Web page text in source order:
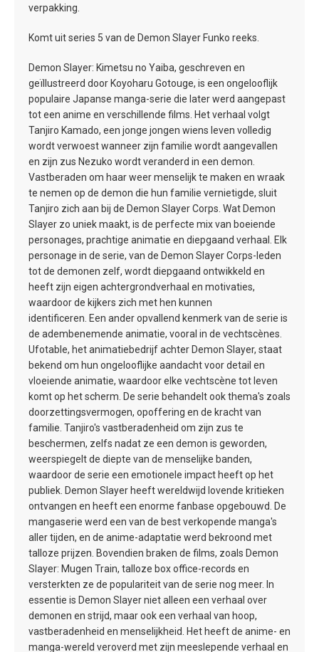
verpakking.
Komt uit series 5 van de Demon Slayer Funko reeks.
Demon Slayer: Kimetsu no Yaiba, geschreven en
geïllustreerd door Koyoharu Gotouge, is een ongelooflijk
populaire Japanse manga-serie die later werd aangepast
tot een anime en verschillende films. Het verhaal volgt
Tanjiro Kamado, een jonge jongen wiens leven volledig
wordt verwoest wanneer zijn familie wordt aangevallen
en zijn zus Nezuko wordt veranderd in een demon.
Vastberaden om haar weer menselijk te maken en wraak
te nemen op de demon die hun familie vernietigde, sluit
Tanjiro zich aan bij de Demon Slayer Corps. Wat Demon
Slayer zo uniek maakt, is de perfecte mix van boeiende
personages, prachtige animatie en diepgaand verhaal. Elk
personage in de serie, van de Demon Slayer Corps-leden
tot de demonen zelf, wordt diepgaand ontwikkeld en
heeft zijn eigen achtergrondverhaal en motivaties,
waardoor de kijkers zich met hen kunnen
identificeren. Een ander opvallend kenmerk van de serie is
de adembenemende animatie, vooral in de vechtscènes.
Ufotable, het animatiebedrijf achter Demon Slayer, staat
bekend om hun ongelooflijke aandacht voor detail en
vloeiende animatie, waardoor elke vechtscène tot leven
komt op het scherm. De serie behandelt ook thema's zoals
doorzettingsvermogen, opoffering en de kracht van
familie. Tanjiro's vastberadenheid om zijn zus te
beschermen, zelfs nadat ze een demon is geworden,
weerspiegelt de diepte van de menselijke banden,
waardoor de serie een emotionele impact heeft op het
publiek. Demon Slayer heeft wereldwijd lovende kritieken
ontvangen en heeft een enorme fanbase opgebouwd. De
mangaserie werd een van de best verkopende manga's
aller tijden, en de anime-adaptatie werd bekroond met
talloze prijzen. Bovendien braken de films, zoals Demon
Slayer: Mugen Train, talloze box office-records en
versterkten ze de populariteit van de serie nog meer. In
essentie is Demon Slayer niet alleen een verhaal over
demonen en strijd, maar ook een verhaal van hoop,
vastberadenheid en menselijkheid. Het heeft de anime- en
manga-wereld veroverd met zijn meeslepende verhaal en